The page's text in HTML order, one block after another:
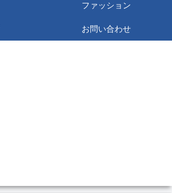
ファッション
お問い合わせ